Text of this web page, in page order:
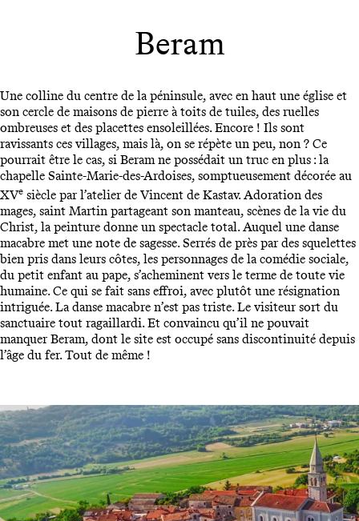
Beram
Une colline du centre de la péninsule, avec en haut une église et
son cercle de maisons de pierre à toits de tuiles, des ruelles
ombreuses et des placettes ensoleillées. Encore ! Ils sont
ravissants ces villages, mais là, on se répète un peu, non ? Ce
pourrait être le cas, si Beram ne possédait un truc en plus : la
chapelle Sainte-Marie-des-Ardoises, somptueusement décorée au
XVe siècle par l’atelier de Vincent de Kastav. Adoration des
mages, saint Martin partageant son manteau, scènes de la vie du
Christ, la peinture donne un spectacle total. Auquel une danse
macabre met une note de sagesse. Serrés de près par des squelettes
bien pris dans leurs côtes, les personnages de la comédie sociale,
du petit enfant au pape, s’acheminent vers le terme de toute vie
humaine. Ce qui se fait sans effroi, avec plutôt une résignation
intriguée. La danse macabre n’est pas triste. Le visiteur sort du
sanctuaire tout ragaillardi. Et convaincu qu’il ne pouvait
manquer Beram, dont le site est occupé sans discontinuité depuis
l’âge du fer. Tout de même !